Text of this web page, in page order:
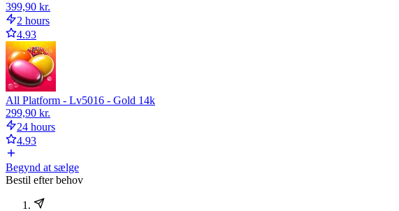
399,90 kr.
2 hours
4.93
All Platform - Lv5016 - Gold 14k
299,90 kr.
24 hours
4.93
Begynd at sælge
Bestil efter behov